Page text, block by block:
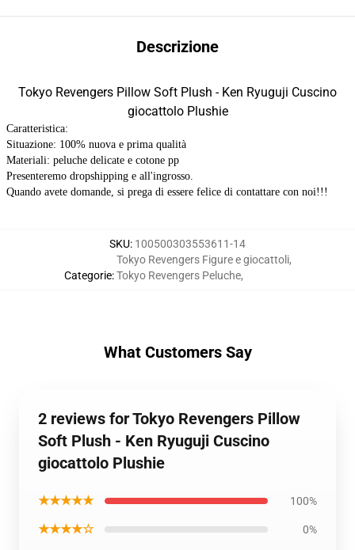
Descrizione
Tokyo Revengers Pillow Soft Plush - Ken Ryuguji Cuscino
giocattolo Plushie
Caratteristica:
Situazione: 100% nuova e prima qualità
Materiali: peluche delicate e cotone pp
Presenteremo dropshipping e all'ingrosso.
Quando avete domande, si prega di essere felice di contattare con noi!!!
SKU: 100500303553611-14
Categorie:
Tokyo Revengers Figure e giocattoli,
Tokyo Revengers Peluche,
What Customers Say
2 reviews for Tokyo Revengers Pillow
Soft Plush - Ken Ryuguji Cuscino
giocattolo Plushie
★★★★★ 100%
★★★★☆ 0%